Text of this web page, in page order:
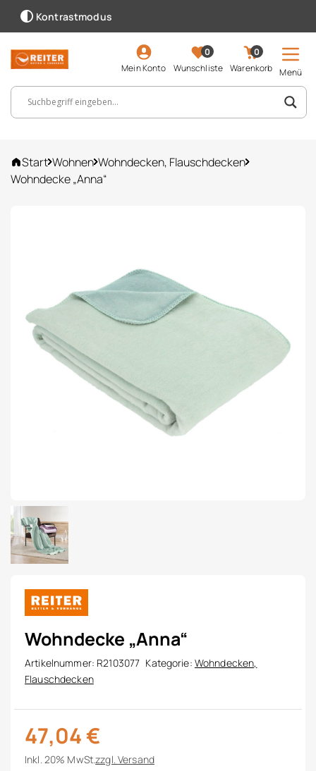
Kontrastmodus
Mein Konto
0
Wunschliste
0
Warenkorb
Menü
Suchbegriff, Artikelnummer ...
Start Wohnen Wohndecken, Flauschdecken
Wohndecke „Anna“
Wohndecke „Anna“
Artikelnummer: R2103077 Kategorie: Wohndecken,
Flauschdecken
47,04€
Inkl. 20% MwSt.zzgl.Versand